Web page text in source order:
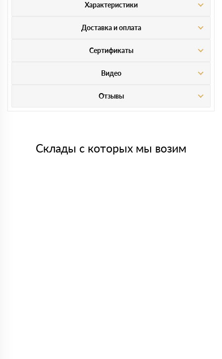
Характеристики
Доставка и оплата
Сертификаты
Видео
Отзывы
Склады с которых мы возим